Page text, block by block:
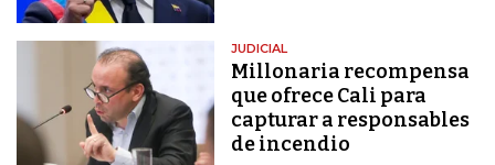
JUDICIAL
Millonaria recompensa
que ofrece Cali para
capturar a responsables
de incendio